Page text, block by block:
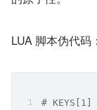
LUA 脚本伪代码：
# KEYS[1]